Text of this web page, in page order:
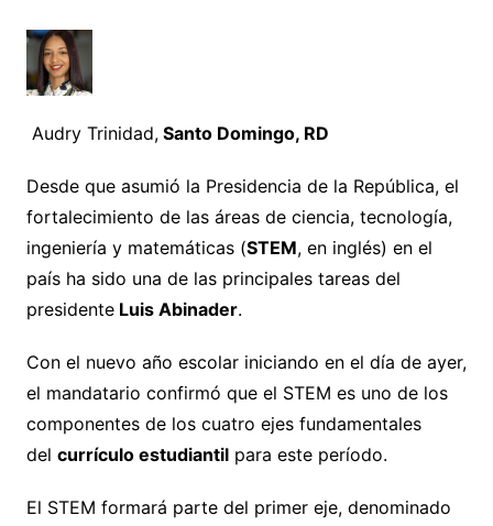
Audry Trinidad,Santo Domingo, RD
Desde que asumió la Presidencia de la República, el
fortalecimiento de las áreas de ciencia, tecnología,
ingeniería y matemáticas (STEM, en inglés) en el
país ha sido una de las principales tareas del
presidenteLuis Abinader.
Con el nuevo año escolar iniciando en el día de ayer,
el mandatario confirmó que el STEM es uno de los
componentes de los cuatro ejes fundamentales
del currículo estudiantilpara este período.
El STEM formará parte del primer eje, denominado